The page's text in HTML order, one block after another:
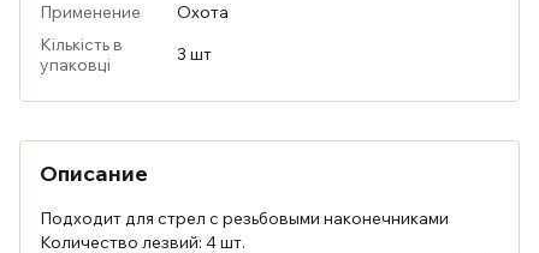
Применение
Охота
Кількість в
упаковці
3 шт
Описание
Подходит для стрел с резьбовыми наконечниками
Количество лезвий: 4 шт.